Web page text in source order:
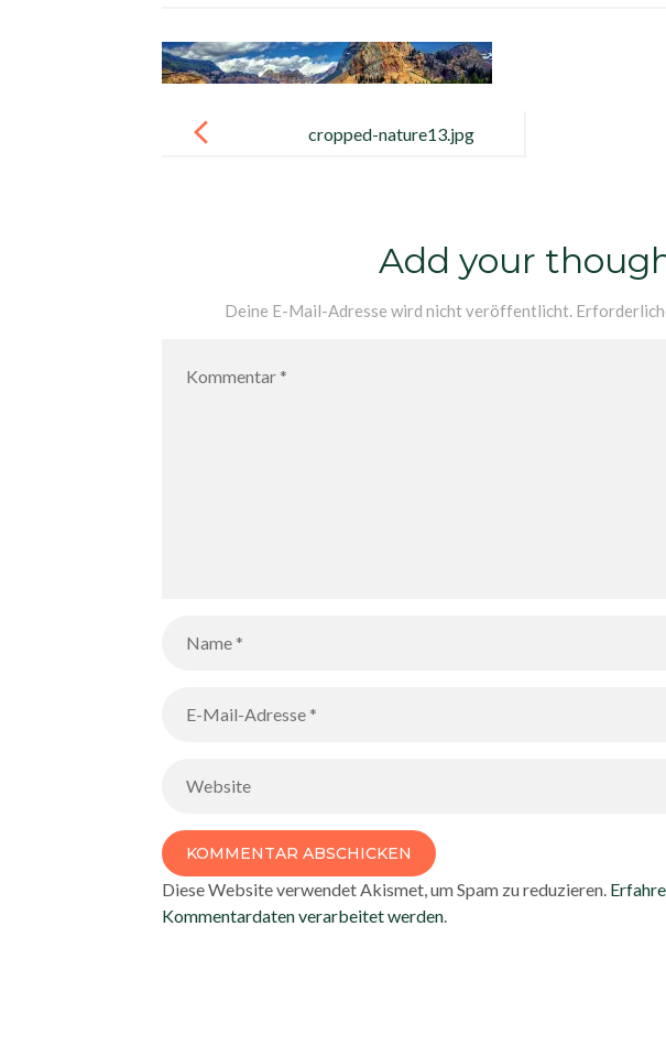
navigation
cropped-nature13.jpg
Add your
Deine E-Mail-Adresse wird nicht veröffentlicht.
Diese Website verwendet Akismet, um Spam zu reduzieren.
Kommentardaten verarbeitet werden.